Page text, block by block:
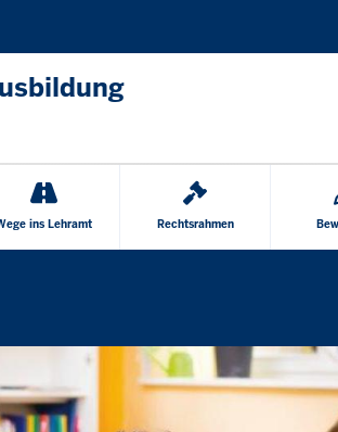
ins Lehramt Rechtsrahmen